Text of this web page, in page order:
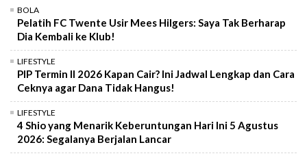
BOLA
Pelatih FC Twente Usir Mees Hilgers: Saya Tak Berharap
Dia Kembali ke Klub!
LIFESTYLE
PIP Termin II 2026 Kapan Cair? Ini Jadwal Lengkap dan Cara
Ceknya agar Dana Tidak Hangus!
LIFESTYLE
4 Shio yang Menarik Keberuntungan Hari Ini 5 Agustus
2026: Segalanya Berjalan Lancar